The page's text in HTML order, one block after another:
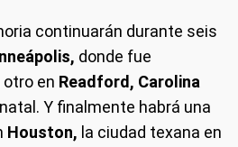
continuarán durante seis
donde fue
otro en Readford, Carolina
Y finalmente habrá una
Houston, la ciudad texana en